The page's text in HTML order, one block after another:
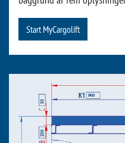
Start MyCargolift